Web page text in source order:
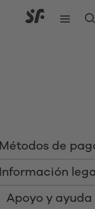
Métodos de
Información
Apoyo y ayuda